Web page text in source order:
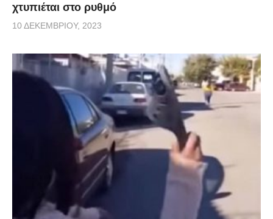
χτυπιέται στο ρυθμό
10 ΔΕΚΕΜΒΡΊΟΥ, 2023